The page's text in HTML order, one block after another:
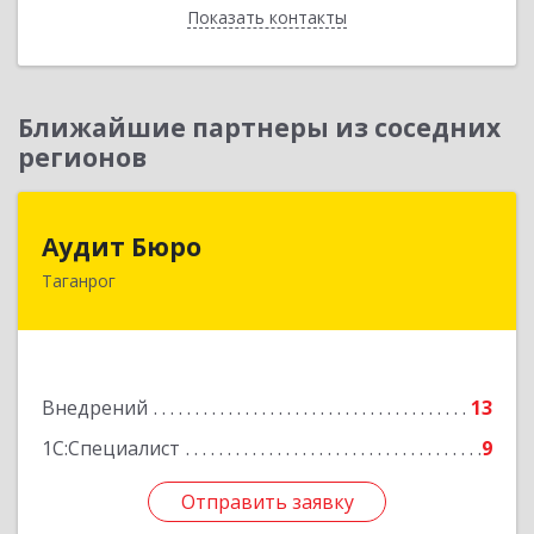
Показать контакты
Назад
Ближайшие партнеры из соседних
регионов
Аудит Бюро
Таганрог
Внедрений
13
1С:Специалист
9
Отправить заявку
Отправить заявку